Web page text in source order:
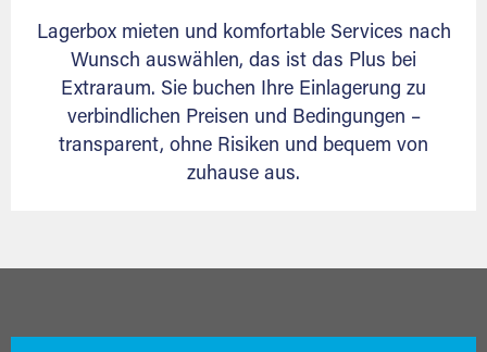
Lagerbox mieten und komfortable Services nach
Wunsch auswählen, das ist das Plus bei
Extraraum. Sie buchen Ihre Einlagerung zu
verbindlichen Preisen und Bedingungen –
transparent, ohne Risiken und bequem von
zuhause aus.